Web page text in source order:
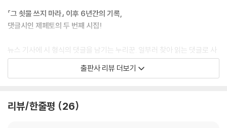
가을의 선물_〈억새의 배웅〉
연 3만 명 목숨 끊던 日… 자살대국 벗어난 비결은?_〈막차와 국밥〉
피서지에 버려지는 강아지들… “안락사 그만하고 싶어요”_〈친밀한 배신〉
‘깊어진 가을, 꽃길 걸어보자’… 만끽하는 나들이객들_〈가을맞이〉
지리산 산청 곶감 말리기 작업 한창_〈곶감처럼〉
김순례, ‘5·18 망언’ 징계 유보에 “겸허히 수용…”_〈짐승의 방식〉
사람이 꽃 앞에 선다.
허리를 숙인다.
나만 빼고 세상은
고맙다.
---「둑길 따라 핀 붉은 개양귀비」중에서
『그 쇳물 쓰지 마라』 이후 6년간의 기록,
댓글시인 제페토의 두 번째 시집!
뉴스 기사에 시 형식의 댓글을 남기는 누리꾼. 일부러 찾아 읽는 댓글로 사
람들에게 알려지며 전례 없는 ‘댓글시’ 모음집 『그 쇳물 쓰지 마라』를 출간
해 큰 울림을 전했던 ‘댓글시인 제페토’가 두 번째 시집 『우리는 미화되었
년이 섭씨 1,600도가 넘는 쇳물이 담긴 용광로에 빠져 흔적도 없이 사망한
출판사 리뷰 더보기
리뷰/한줄평 26